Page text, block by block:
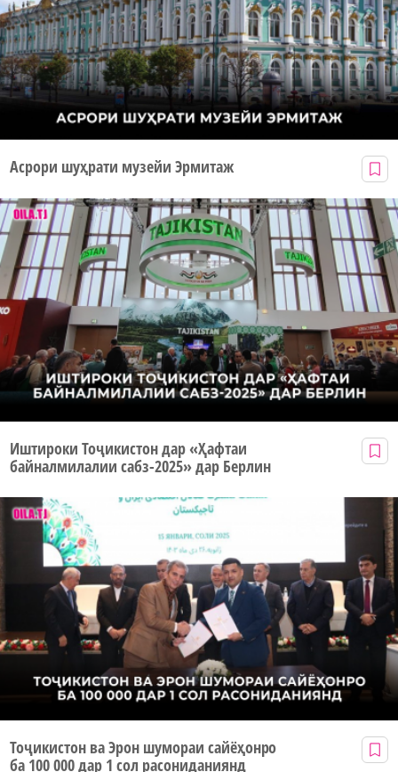
Асрори шуҳрати музейи Эрмитаж
Иштироки Тоҷикистон дар «Ҳафтаи
байналмилалии сабз-2025» дар Берлин
Тоҷикистон ва Эрон шумораи сайёҳонро
ба 100 000 дар 1 сол расониданиянд